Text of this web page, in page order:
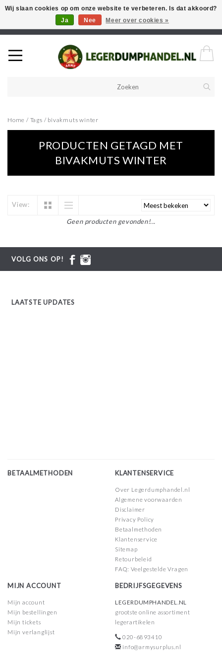
Welkom in onze webshop! Als u een product zoekt en deze niet kan
vinden in de webwinkel, neem vooral contact op!
Home / Tags / bivakmuts winter
PRODUCTEN GETAGD MET
BIVAKMUTS WINTER
View:
Geen producten gevonden!...
VOLG ONS OP!
LAATSTE UPDATES
BETAALMETHODEN KLANTENSERVICE
Over Legerdumphandel.nl
Algemene voorwaarden
Disclaimer
Privacy Policy
Betaalmethoden
Klantenservice
Sitemap
Retourbeleid
FAQ: Veelgestelde Vragen
MIJN ACCOUNT
Mijn account
Mijn bestellingen
Mijn tickets
Mijn verlanglijst
BEDRIJFSGEGEVENS
LEGERDUMPHANDEL.NL
grootste online assortiment
legerartikelen
020-6893410
info@armysurplus.nl
Wij slaan cookies op om onze website te verbeteren. Is dat akkoord?
Ja
Nee Meer over cookies »